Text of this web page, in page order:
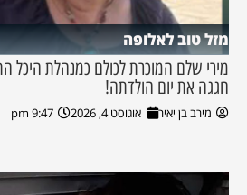
מזל טוב לאלופה
מירי שלם המוכרת לכולם כמנהלת היכל
חגגה את יום הולדתה!
מירב בן יאיר אוגוסט 4, 2026 9:47 pm